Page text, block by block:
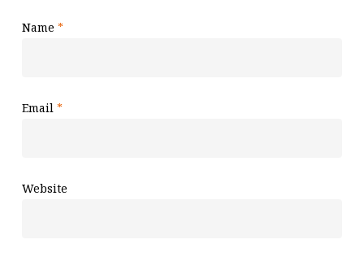
Name *
Email *
Website